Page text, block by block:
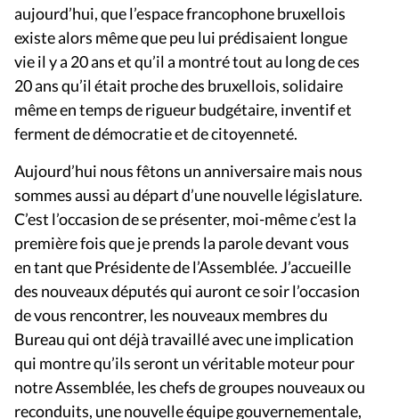
aujourd’hui, que l’espace francophone bruxellois
existe alors même que peu lui prédisaient longue
vie il y a 20 ans et qu’il a montré tout au long de ces
20 ans qu’il était proche des bruxellois, solidaire
même en temps de rigueur budgétaire, inventif et
ferment de démocratie et de citoyenneté.
Aujourd’hui nous fêtons un anniversaire mais nous
sommes aussi au départ d’une nouvelle législature.
C’est l’occasion de se présenter, moi-même c’est la
première fois que je prends la parole devant vous
en tant que Présidente de l’Assemblée. J’accueille
des nouveaux députés qui auront ce soir l’occasion
de vous rencontrer, les nouveaux membres du
Bureau qui ont déjà travaillé avec une implication
qui montre qu’ils seront un véritable moteur pour
notre Assemblée, les chefs de groupes nouveaux ou
reconduits, une nouvelle équipe gouvernementale,